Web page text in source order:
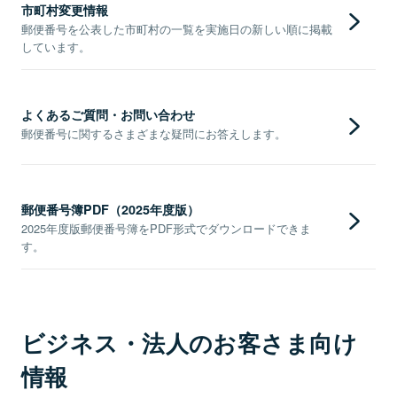
市町村変更情報
郵便番号を公表した市町村の一覧を実施日の新しい順に掲載
しています。
よくあるご質問・お問い合わせ
郵便番号に関するさまざまな疑問にお答えします。
郵便番号簿PDF（2025年度版）
2025年度版郵便番号簿をPDF形式でダウンロードできま
す。
ビジネス・法人のお客さま向け
情報